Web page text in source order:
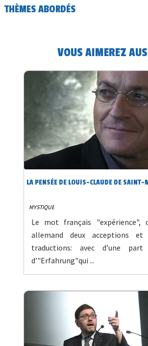
THÈMES ABORDÉS
VOUS AIMEREZ
LA PENSÉE DE LOUIS-CLAUDE DE SAINT-
MYSTIQUE
Le mot français "expérience",
allemand deux acceptions et
traductions: avec d’une
d’"Erfahrung"qui ...